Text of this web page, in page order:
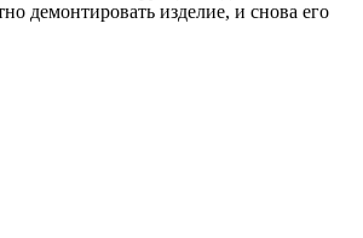
демонтировать изделие, и снова его